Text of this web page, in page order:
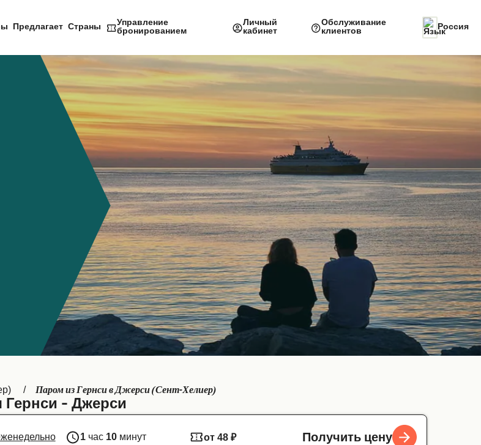
Предлагает Страны
Управление
бронированием
Личный
кабинет
Обслуживание
клиентов
Россия
Паром из Гернси в Джерси (Сент-Хелиер)
- Джерси
1час 10минут от 48 ₽ Получить цену